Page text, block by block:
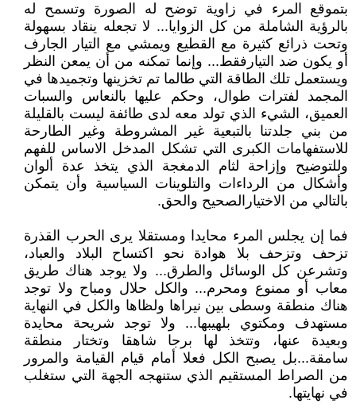
بتموقع المرء في زاوية توضح له الصورة وتسمح له
بالرؤية الشاملة من كل الزوايا... لا تجعله ينقاد بسهولة
وتحت ذرائع كثيرة مع القطيع ويمشي مع التيار الجارف
أو يكون ضد التيارفقط... وإنما تمكنه من أن يمعن النظر
ويستعمل تلك الطاقة التي طالما تم تخزينها وتجميدها في
المجمد لفترات طوال، وحكم عليها بالنعاس والسبات
العميق، الشيء الذي تولد معه لدى طائفة ليست بالقليلة
من بني جلدتنا بالتبعية غير المشروطة وغير الطارحة
للاستفهامات الكبرى التي تشكل المدخل الاساس للفهم
وللتوضيح وإزاحة لثام الدمغجة الذي يتخذ عدة ألوان
وأشكال من الرداءات والتلوينات السياسية وأن يتمكن
بالتالي من الاختيارالصحيح والحق.
فما إن يجلس المرء محايدا ومستقلا يرى الحرب القذرة
تزحف وتزحف بلا هوادة نحو اكتساح البلاد والعباد،
وتشرعن كل الوسائل والطرق... ولا يوجد هناك طريق
معاب أو ممنوع ومحرم... والكل حلال ومباح ولا توجد
هناك منطقة وسطى بين نيراها ولظاها والكل في النهاية
مستهدف ومكتوي بلهيبها... ولا توجد شريحة محايدة
وبعيدة عنها، وتتخذ لها برجا شاهقا وتختار منطقة
سامقة...بل يصبح الكل فعلا أمام قيام القيامة والمرور
من الصراط المستقيم الذي ستنهجه الجهة التي ستغلب
في نهايتها.